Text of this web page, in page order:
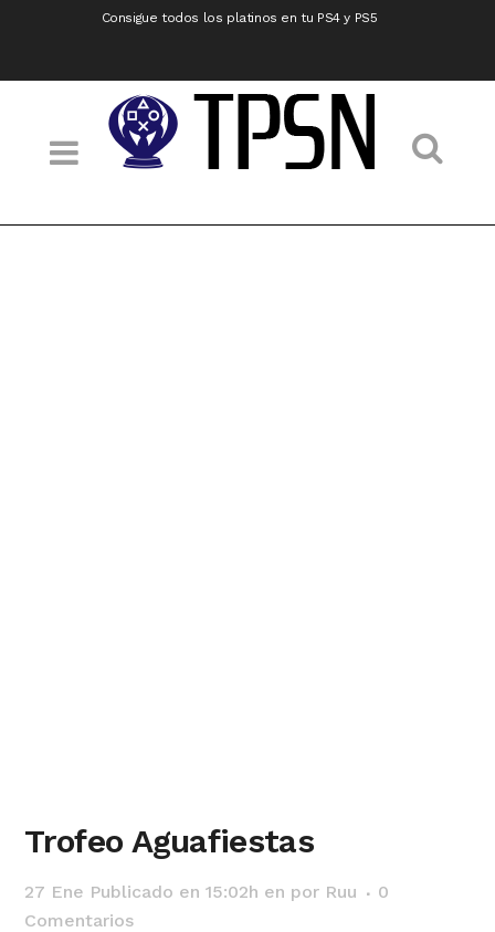
Consigue todos los platinos en tu PS4 y PS5
Trofeo Aguafiestas
27 Ene Publicado en 15:02h en por Ruu
0
Comentarios